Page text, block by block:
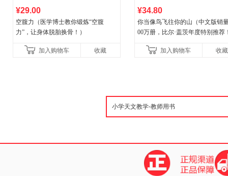
¥29.00
空腹力（医学博士教你锻炼“空腹
力”，让身体脱胎换骨！）
加入购物车 收藏
¥34.80
你当像鸟飞往你的山（中文版销
00万册，比尔·盖茨年度特别推荐
比你听说的还要
加入购物车 收藏